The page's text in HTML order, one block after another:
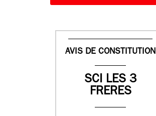
AVIS DE CONSTITUTION
SCI LES 3
FRERES